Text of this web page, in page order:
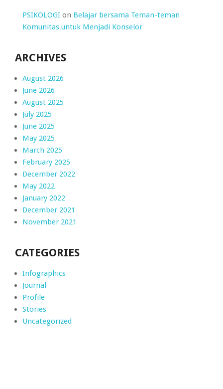
PSIKOLOGI on Belajar bersama Teman-teman
Komunitas untuk Menjadi Konselor
ARCHIVES
August 2026
June 2026
August 2025
July 2025
June 2025
May 2025
March 2025
February 2025
December 2022
May 2022
January 2022
December 2021
November 2021
CATEGORIES
Infographics
Journal
Profile
Stories
Uncategorized